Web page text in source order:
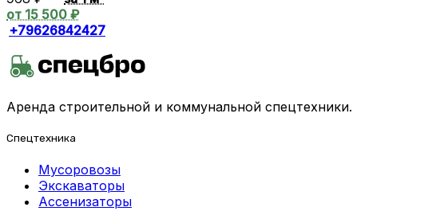
от 15 500 ₽
+79626842427
Аренда строительной и коммунальной спецтехники.
Спецтехника
Мусоровозы
Экскаваторы
Ассенизаторы